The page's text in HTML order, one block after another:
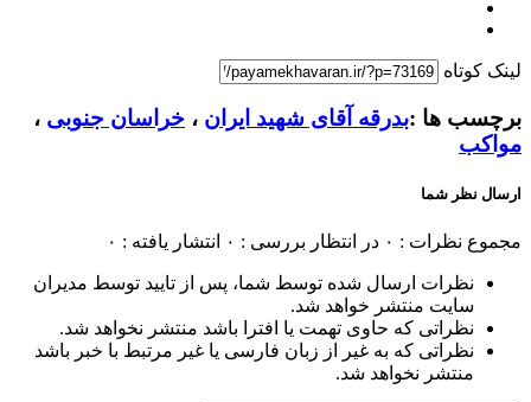
لینک کوتاه
برچسب ها :بدرقه آقای شهید ایران ، خراسان جنوبی ،
مواکب
ارسال نظر شما
مجموع نظرات : ۰ در انتظار بررسی : ۰ انتشار یافته : ۰
نظرات ارسال شده توسط شما، پس از تایید توسط مدیران
سایت منتشر خواهد شد.
نظراتی که حاوی تهمت یا افترا باشد منتشر نخواهد شد.
نظراتی که به غیر از زبان فارسی یا غیر مرتبط با خبر باشد
منتشر نخواهد شد.